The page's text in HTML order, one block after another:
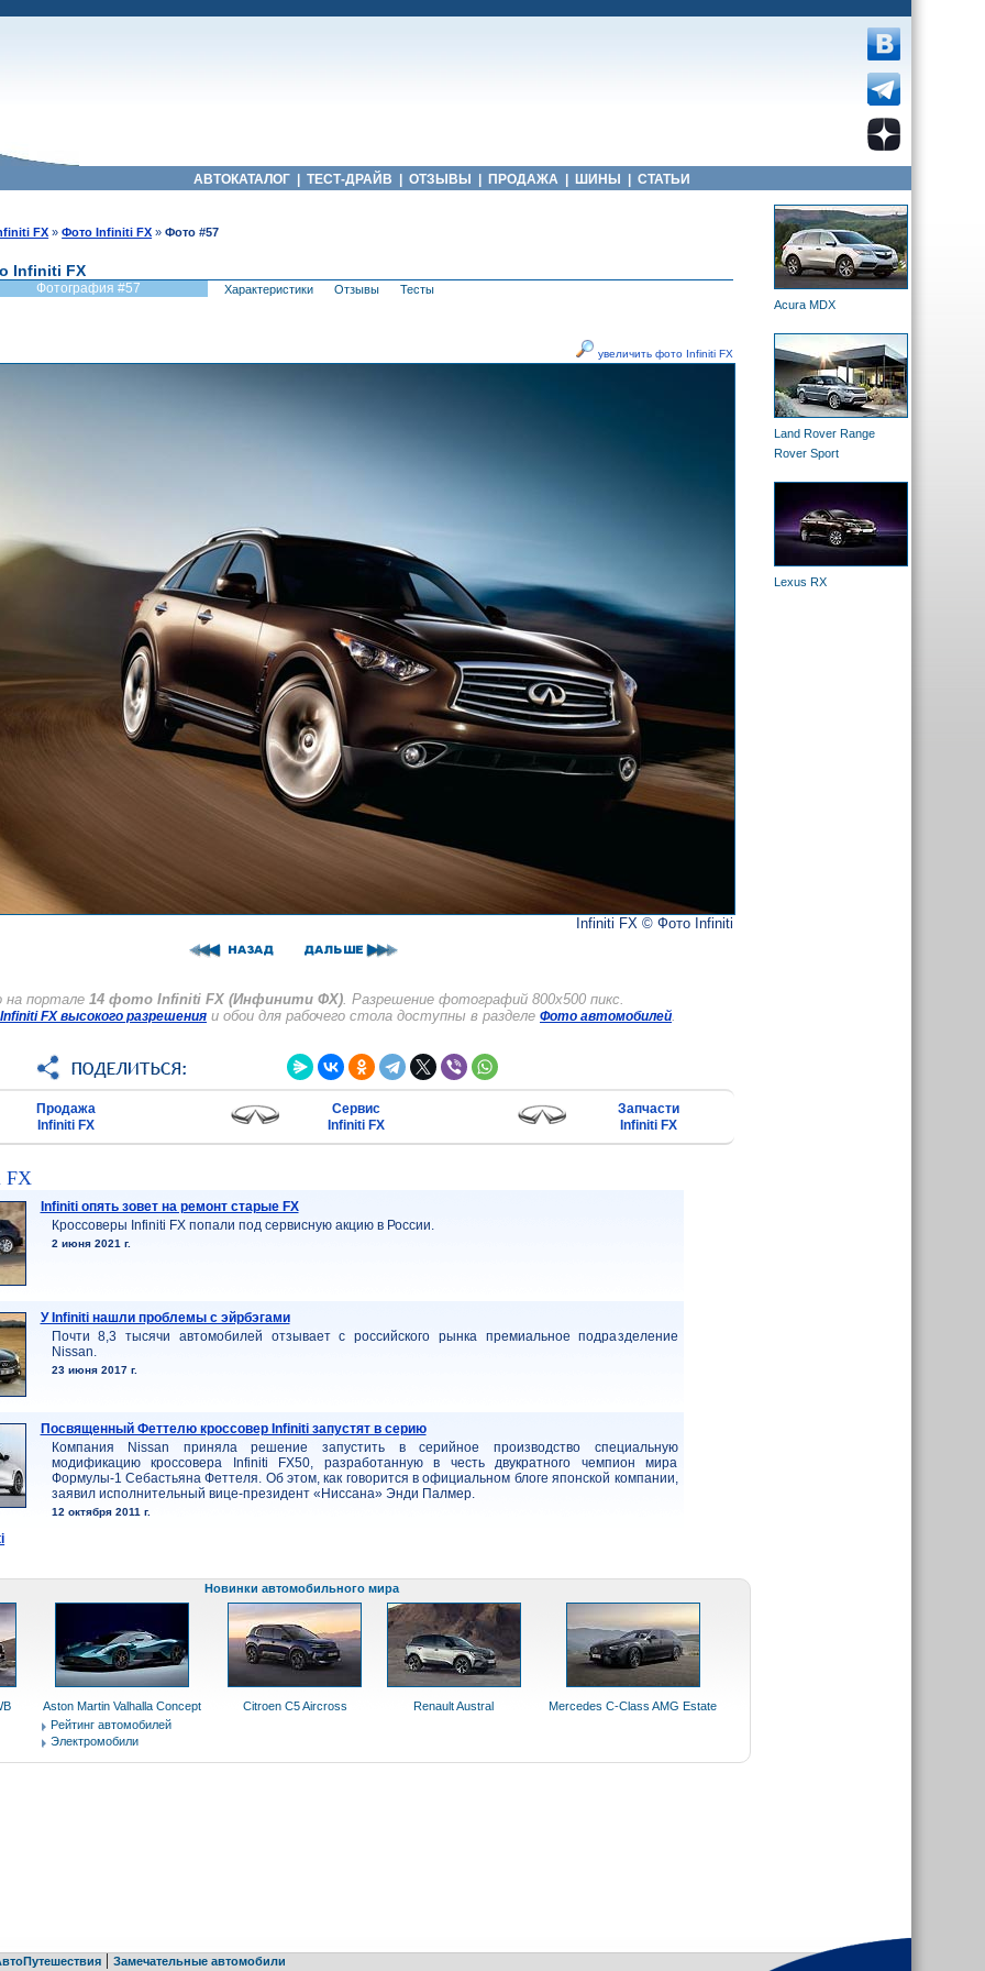
АВТОКАТАЛОГ ТЕСТ-ДРАЙВ ОТЗЫВЫ ПРОДАЖА ШИНЫ СТАТЬИ
FX »Фото Infiniti FX »Фото #57
Infiniti FX
Фотография #57 Характеристики Отзывы Тесты
увеличить фото Infiniti FX
Infiniti FX © Фото Infiniti
на портале 14 фото Infiniti FX (Инфинити ФХ). Разрешение фотографий 800x500 пикс.
FX высокого разрешения и обои для рабочего стола доступны в разделе Фото автомобилей.
Продажа
Infiniti FX
Сервис
Infiniti FX
Запчасти
Infiniti FX
FX
Infiniti опять зовет на ремонт старые FX
Кроссоверы Infiniti FX попали под сервисную акцию в России.
2 июня 2021 г.
У Infiniti нашли проблемы с эйрбэгами
Почти 8,3 тысячи автомобилей отзывает с российского рынка премиальное подразделение
Nissan.
23 июня 2017 г.
Посвященный Феттелю кроссовер Infiniti запустят в серию
Компания Nissan приняла решение запустить в серийное производство специальную
модификацию кроссовера Infiniti FX50, разработанную в честь двукратного чемпион мира
Формулы-1 Себастьяна Феттеля. Об этом, как говорится в официальном блоге японской компании,
заявил исполнительный вице-президент «Ниссана» Энди Палмер.
12 октября 2011 г.
Новинки автомобильного мира
Aston Martin Valhalla Concept Citroen C5 Aircross Renault Austral
Mercedes C-Class AMG Estate
Рейтинг автомобилей
Электромобили
Acura MDX
Land Rover Range
Rover Sport
Lexus RX
| Замечательные автомобили